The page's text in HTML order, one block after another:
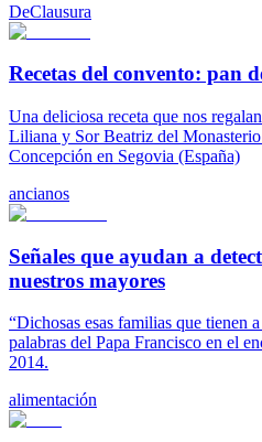
DeClausura
Recetas del convento: pan
Una deliciosa receta que nos
Liliana y Sor Beatriz del
Concepción en Segovia (España)
ancianos
Señales que ayudan a
nuestros mayores
“Dichosas esas familias que tienen
palabras del Papa Francisco en el
2014.
alimentación